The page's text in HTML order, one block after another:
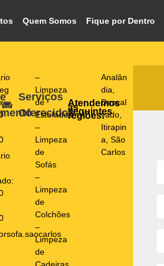
Quem Somos Fique por Dentro
Serviços
Oferecidos
–
Limpeza
de
Estofados
–
Limpeza
de
Sofás
–
Limpeza
de
Colchões
–
Limpeza
de
Atendemos
as
seguintes
regiões:
Analân
dia
Descal
vado,
Itirapin
a São
Carlos